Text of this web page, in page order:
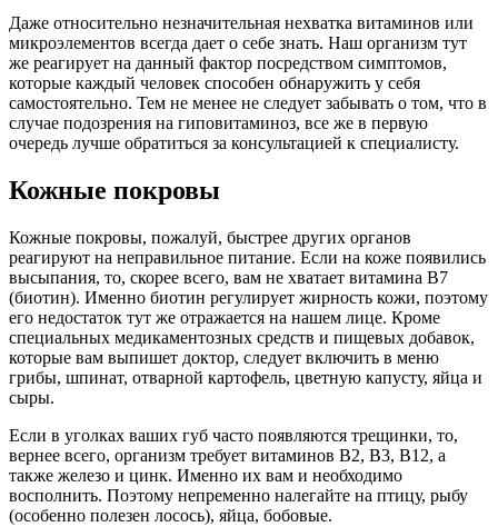
Даже относительно незначительная нехватка витаминов или
микроэлементов всегда дает о себе знать. Наш организм тут
же реагирует на данный фактор посредством симптомов,
которые каждый человек способен обнаружить у себя
самостоятельно. Тем не менее не следует забывать о том, что в
случае подозрения на гиповитаминоз, все же в первую
очередь лучше обратиться за консультацией к специалисту.
Кожные покровы
Кожные покровы, пожалуй, быстрее других органов
реагируют на неправильное питание. Если на коже появились
высыпания, то, скорее всего, вам не хватает витамина В7
(биотин). Именно биотин регулирует жирность кожи, поэтому
его недостаток тут же отражается на нашем лице. Кроме
специальных медикаментозных средств и пищевых добавок,
которые вам выпишет доктор, следует включить в меню
грибы, шпинат, отварной картофель, цветную капусту, яйца и
сыры.
Если в уголках ваших губ часто появляются трещинки, то,
вернее всего, организм требует витаминов В2, В3, В12, а
также железо и цинк. Именно их вам и необходимо
восполнить. Поэтому непременно налегайте на птицу, рыбу
(особенно полезен лосось), яйца, бобовые.